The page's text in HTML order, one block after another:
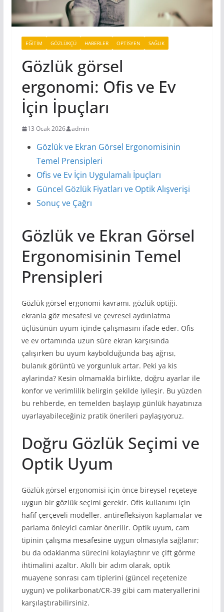
EĞITIM GÖZLÜKÇÜ HABERLER OPTISYEN SAĞLIK
Gözlük görsel
ergonomi: Ofis ve Ev
İçin İpuçları
13 Ocak 2026 admin
Gözlük ve Ekran Görsel Ergonomisinin
Temel Prensipleri
Ofis ve Ev İçin Uygulamalı İpuçları
Güncel Gözlük Fiyatları ve Optik Alışverişi
Sonuç ve Çağrı
Gözlük ve Ekran Görsel
Ergonomisinin Temel
Prensipleri
Gözlük görsel ergonomi kavramı, gözlük optiği,
ekranla göz mesafesi ve çevresel aydınlatma
üçlüsünün uyum içinde çalışmasını ifade eder. Ofis
ve ev ortamında uzun süre ekran karşısında
çalışırken bu uyum kaybolduğunda baş ağrısı,
bulanık görüntü ve yorgunluk artar. Peki ya kis
aylarinda? Kesin olmamakla birlikte, doğru ayarlar ile
konfor ve verimlilik belirgin şekilde iyileşir. Bu yüzden
bu rehberde, en temelden başlayıp günlük hayatınıza
uyarlayabileceğiniz pratik önerileri paylaşıyoruz.
Doğru Gözlük Seçimi ve
Optik Uyum
Gözlük görsel ergonomisi için önce bireysel reçeteye
uygun bir gözlük seçimi gerekir. Ofis kullanımı için
hafif çerçeveli modeller, antirefleksiyon kaplamalar ve
parlama önleyici camlar önerilir. Optik uyum, cam
tipinin çalışma mesafesine uygun olmasıyla sağlanır;
bu da odaklanma sürecini kolaylaştırır ve çift görme
ihtimalini azaltır. Akıllı bir adım olarak, optik
muayene sonrası cam tiplerini (güncel reçetenize
uygun) ve polikarbonat/CR-39 gibi cam materyallerini
karşılaştırabilirsiniz.